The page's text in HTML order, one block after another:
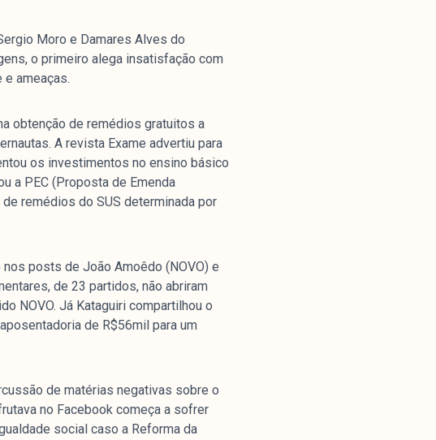
Moro e Damares Alves do
o primeiro alega insatisfação com
ameaças.
obtenção de remédios gratuitos a
A revista Exame advertiu para
os investimentos no ensino básico
a PEC (Proposta de Emenda
remédios do SUS determinada por
posts de João Amoêdo (NOVO) e
de 23 partidos, não abriram
NOVO. Já Kataguiri compartilhou o
de R$56mil para um
de matérias negativas sobre o
no Facebook começa a sofrer
social caso a Reforma da